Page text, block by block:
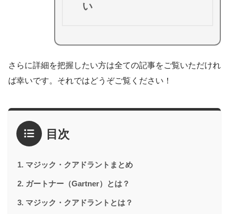
い
さらに詳細を把握したい方は全ての記事をご覧いただけれ
ば幸いです。それではどうぞご覧ください！
目次
マジック・クアドラントまとめ
ガートナー（Gartner）とは？
マジック・クアドラントとは？